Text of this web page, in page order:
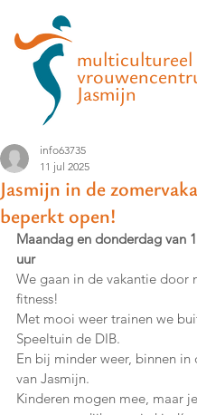
multicultureel
Jasmijn
Jasmijn in de
beperkt open!
info63735
11 jul 2025
Maandag en donderdag van
uur
We gaan in de vakantie door
fitness!
Met mooi weer trainen we
Speeltuin de DIB.
En bij minder weer, binnen in
van Jasmijn.
Kinderen mogen mee, maar